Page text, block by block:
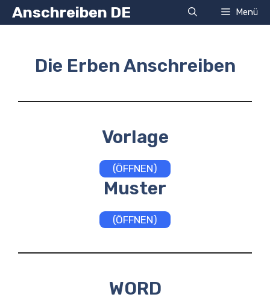
Zum
Inhalt
Anschreiben DE Menü
Die Erben Anschreiben
Vorlage
(ÖFFNEN)
Muster
(ÖFFNEN)
WORD